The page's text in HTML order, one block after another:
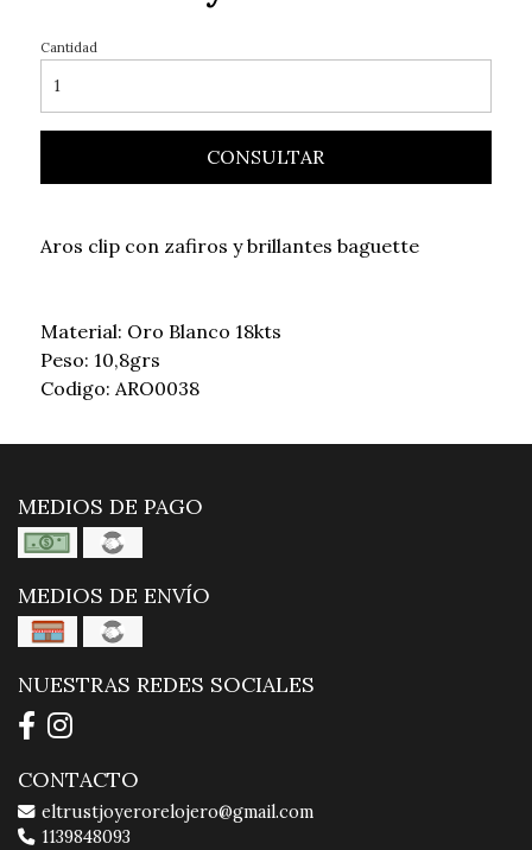
Cantidad
CONSULTAR
Aros clip con zafiros y brillantes baguette
Material: Oro Blanco 18kts
Peso: 10,8grs
Codigo: ARO0038
MEDIOS DE PAGO
MEDIOS DE ENVÍO
NUESTRAS REDES SOCIALES
CONTACTO
eltrustjoyerorelojero@gmail.com
1139848093